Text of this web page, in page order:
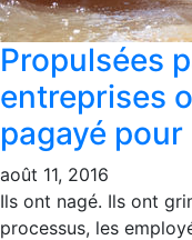
Propulsées
entreprises
pagayé
août 11, 2016
Ils ont nagé. Ils ont
processus, les